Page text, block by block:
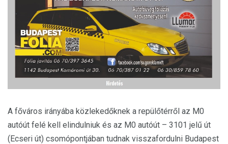
A főváros irányába közlekedőknek a repülőtérről az M0
autóút felé kell elindulniuk és az M0 autóút – 3101 jelű út
(Ecseri út) csomópontjában tudnak visszafordulni Budapest